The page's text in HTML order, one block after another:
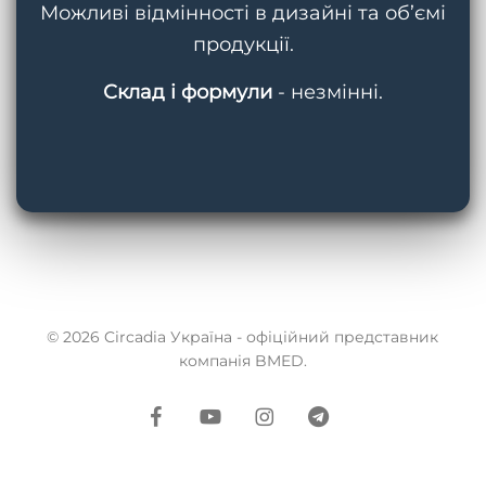
© 2026 Circadia Україна - офіційний представник
компанія BMED.
facebookyoutubeinstagramtelegram
Можливі відмінності в дизайні та об’ємі
продукції.
Склад і формули - незмінні.